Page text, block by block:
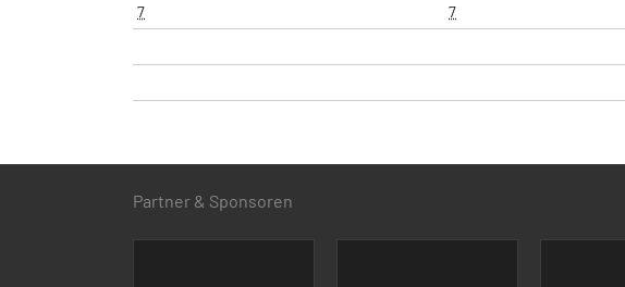
7
7
Partner & Sponsoren